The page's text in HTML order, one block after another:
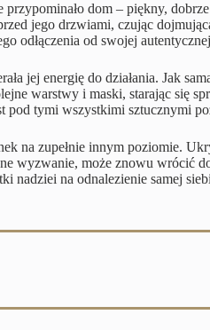
dom – piękny,
jego drzwiami, czując
odłączenia od swojej
jej energię do działania. Jak
warstwy i maski, starając się
pod tymi wszystkimi sztucznymi
na zupełnie innym poziomie.
wyzwanie, może znowu wrócić
nadziei na odnalezienie samej